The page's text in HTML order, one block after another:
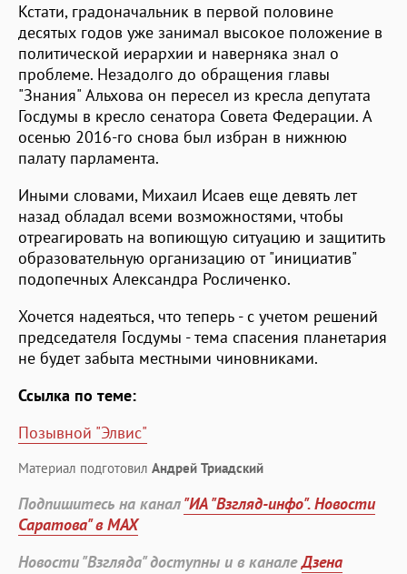
Кстати, градоначальник в первой половине
десятых годов уже занимал высокое положение в
политической иерархии и наверняка знал о
проблеме. Незадолго до обращения главы
"Знания" Альхова он пересел из кресла депутата
Госдумы в кресло сенатора Совета Федерации. А
осенью 2016-го снова был избран в нижнюю
палату парламента.
Иными словами, Михаил Исаев еще девять лет
назад обладал всеми возможностями, чтобы
отреагировать на вопиющую ситуацию и защитить
образовательную организацию от "инициатив"
подопечных Александра Росличенко.
Хочется надеяться, что теперь - с учетом решений
председателя Госдумы - тема спасения планетария
не будет забыта местными чиновниками.
Ссылка по теме:
Позывной "Элвис"
Материал подготовил Андрей Триадский
Подпишитесь на канал"ИА "Взгляд-инфо". Новости
Саратова" в MAX
Новости "Взгляда" доступны и в каналеДзена